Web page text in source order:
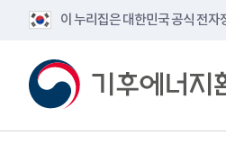
이 누리집은 대한민국 공식 전자